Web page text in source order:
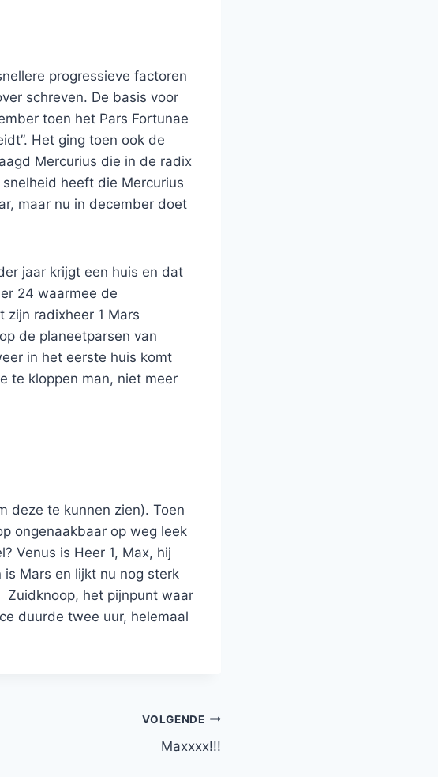
progressieve factoren
schreven. De basis voor
toen het Pars Fortunae
Het ging toen ook de
Mercurius die in de radix
heeft die Mercurius
maar nu in december doet
jaar krijgt een huis en dat
24 waarmee de
zijn radixheer 1 Mars
de planeetparsen van
in het eerste huis komt
te kloppen man, niet meer
deze te kunnen zien). Toen
ongenaakbaar op weg leek
Venus is Heer 1, Max, hij
Mars en lijkt nu nog sterk
Zuidknoop, het pijnpunt waar
duurde twee uur, helemaal
VOLGENDE
Maxxxx!!!